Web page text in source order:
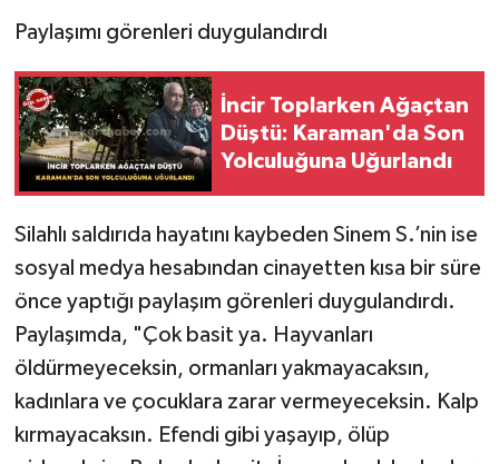
Paylaşımı görenleri duygulandırdı
İncir Toplarken Ağaçtan
Düştü: Karaman'da Son
Yolculuğuna Uğurlandı
Silahlı saldırıda hayatını kaybeden Sinem S.’nin ise
sosyal medya hesabından cinayetten kısa bir süre
önce yaptığı paylaşım görenleri duygulandırdı.
Paylaşımda, "Çok basit ya. Hayvanları
öldürmeyeceksin, ormanları yakmayacaksın,
kadınlara ve çocuklara zarar vermeyeceksin. Kalp
kırmayacaksın. Efendi gibi yaşayıp, ölüp